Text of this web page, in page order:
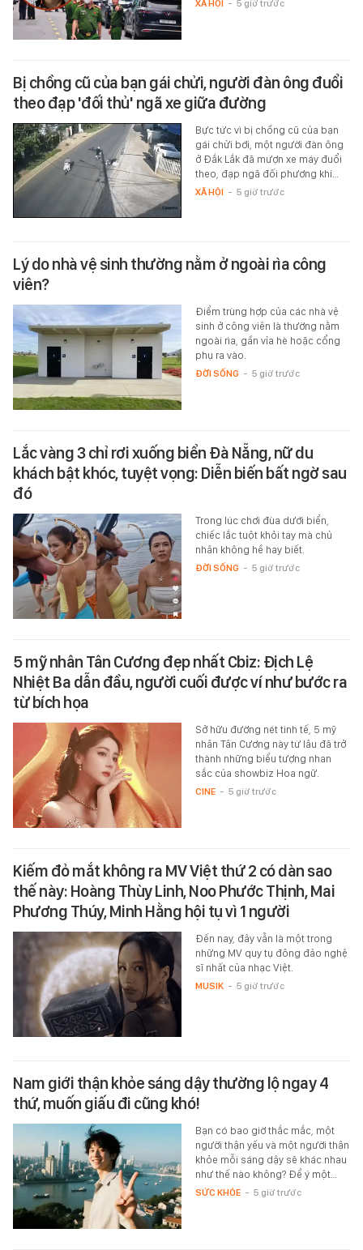
XÃ HỘI - 5 giờ trước
Bị chồng cũ của bạn gái chửi, người đàn ông đuổi
theo đạp 'đối thủ' ngã xe giữa đường
Bực tức vì bị chồng cũ của bạn
gái chửi bới, một người đàn ông
ở Đắk Lắk đã mượn xe máy đuổi
theo, đạp ngã đối phương khi…
XÃ HỘI - 5 giờ trước
Lý do nhà vệ sinh thường nằm ở ngoài rìa công
viên?
Điểm trùng hợp của các nhà vệ
sinh ở công viên là thường nằm
ngoài rìa, gần vỉa hè hoặc cổng
phụ ra vào.
ĐỜI SỐNG - 5 giờ trước
Lắc vàng 3 chỉ rơi xuống biển Đà Nẵng, nữ du
khách bật khóc, tuyệt vọng: Diễn biến bất ngờ sau
đó
Trong lúc chơi đùa dưới biển,
chiếc lắc tuột khỏi tay mà chủ
nhân không hề hay biết.
ĐỜI SỐNG - 5 giờ trước
5 mỹ nhân Tân Cương đẹp nhất Cbiz: Địch Lệ
Nhiệt Ba dẫn đầu, người cuối được ví như bước ra
từ bích họa
Sở hữu đường nét tinh tế, 5 mỹ
nhân Tân Cương này từ lâu đã trở
thành những biểu tượng nhan
sắc của showbiz Hoa ngữ.
CINE - 5 giờ trước
Kiếm đỏ mắt không ra MV Việt thứ 2 có dàn sao
thế này: Hoàng Thùy Linh, Noo Phước Thịnh, Mai
Phương Thúy, Minh Hằng hội tụ vì 1 người
Đến nay, đây vẫn là một trong
những MV quy tụ đông đảo nghệ
sĩ nhất của nhạc Việt.
MUSIK - 5 giờ trước
Nam giới thận khỏe sáng dậy thường lộ ngay 4
thứ, muốn giấu đi cũng khó!
Bạn có bao giờ thắc mắc, một
người thận yếu và một người thận
khỏe mỗi sáng dậy sẽ khác nhau
như thế nào không? Để ý một…
SỨC KHỎE - 5 giờ trước